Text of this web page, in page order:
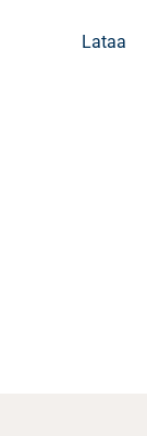
Lataa